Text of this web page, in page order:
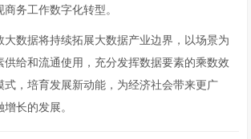
务工作数字化转型。
大数据将持续拓展大数据产业边界，以场景为
供给和流通使用，充分发挥数据要素的乘数效
式，培育发展新动能，为经济社会带来更广
长的发展。